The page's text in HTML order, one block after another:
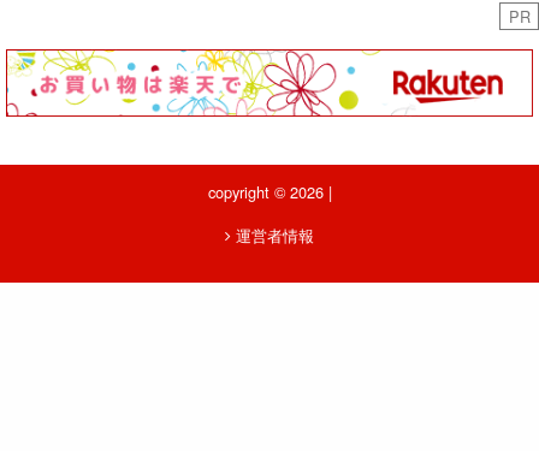
PR
copyright © 2026 |
運営者情報